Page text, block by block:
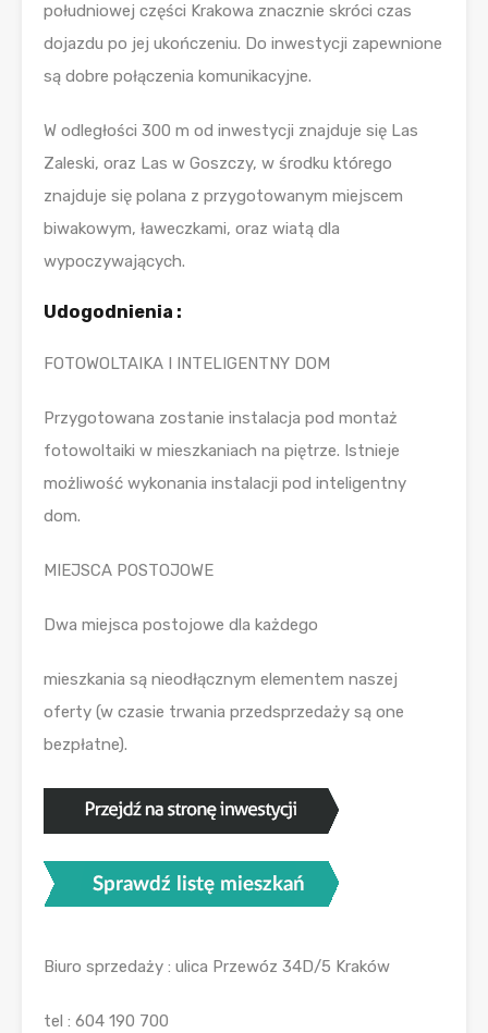
południowej części Krakowa znacznie skróci czas
dojazdu po jej ukończeniu. Do inwestycji zapewnione
są dobre połączenia komunikacyjne.
W odległości 300 m od inwestycji znajduje się Las
Zaleski, oraz Las w Goszczy, w środku którego
znajduje się polana z przygotowanym miejscem
biwakowym, ławeczkami, oraz wiatą dla
wypoczywających.
Udogodnienia :
FOTOWOLTAIKA I INTELIGENTNY DOM
Przygotowana zostanie instalacja pod montaż
fotowoltaiki w mieszkaniach na piętrze. Istnieje
możliwość wykonania instalacji pod inteligentny
dom.
MIEJSCA POSTOJOWE
Dwa miejsca postojowe dla każdego
mieszkania są nieodłącznym elementem naszej
oferty (w czasie trwania przedsprzedaży są one
bezpłatne).
Biuro sprzedaży : ulica Przewóz 34D/5 Kraków
tel : 604 190 700